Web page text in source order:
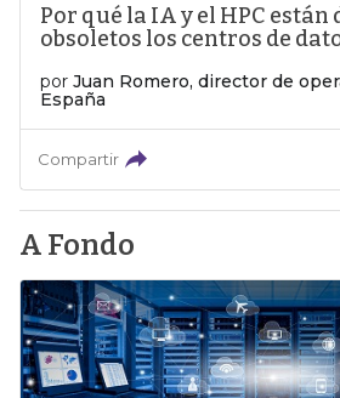
Por qué la IA y el HPC están
obsoletos los centros de
por Juan Romero, director de
España
Compartir
A Fondo